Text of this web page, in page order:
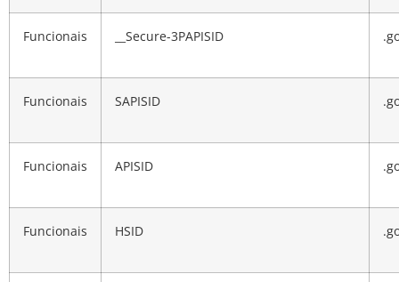
Funcionais __Secure-3PAPISID
Funcionais SAPISID
Funcionais APISID
Funcionais HSID